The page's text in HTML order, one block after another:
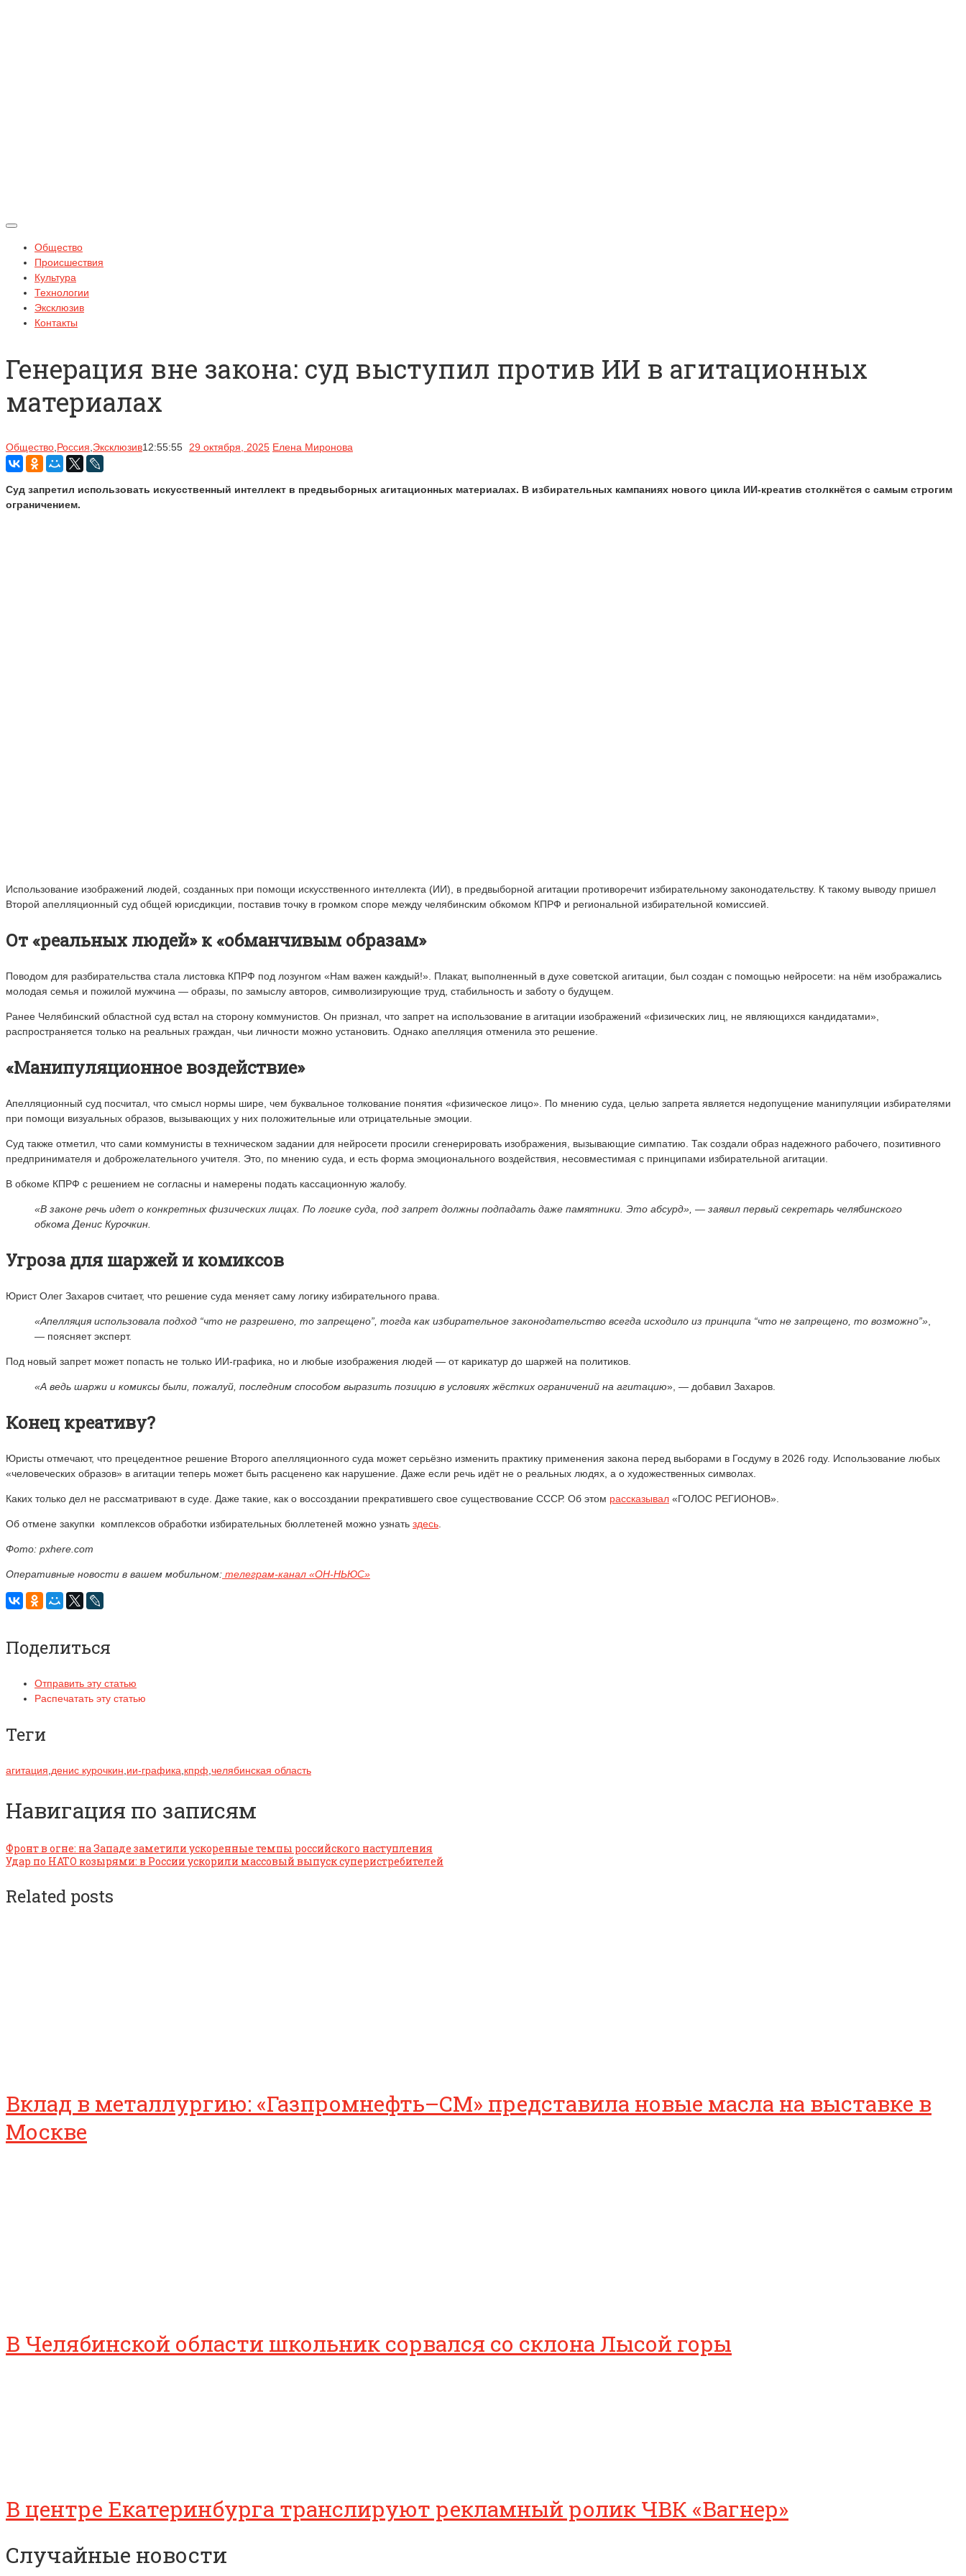
Общество
Происшествия
Культура
Технологии
Эксклюзив
Контакты
Генерация вне закона: суд выступил против ИИ в агитационных
материалах
Общество Россия Эксклюзив12:55:55 29 октября, 2025 Елена Миронова
Суд запретил использовать искусственный интеллект в предвыборных агитационных материалах. В избирательных кампаниях нового цикла ИИ-креатив столкнётся с самым строгим
ограничением.
Использование изображений людей, созданных при помощи искусственного интеллекта (ИИ), в предвыборной агитации противоречит избирательному законодательству. К такому выводу пришел
Второй апелляционный суд общей юрисдикции, поставив точку в громком споре между челябинским обкомом КПРФ и региональной избирательной комиссией.
От «реальных людей» к «обманчивым образам»
Поводом для разбирательства стала листовка КПРФ под лозунгом «Нам важен каждый!». Плакат, выполненный в духе советской агитации, был создан с помощью нейросети: на нём изображались
молодая семья и пожилой мужчина — образы, по замыслу авторов, символизирующие труд, стабильность и заботу о будущем.
Ранее Челябинский областной суд встал на сторону коммунистов. Он признал, что запрет на использование в агитации изображений «физических лиц, не являющихся кандидатами»,
распространяется только на реальных граждан, чьи личности можно установить. Однако апелляция отменила это решение.
«Манипуляционное воздействие»
Апелляционный суд посчитал, что смысл нормы шире, чем буквальное толкование понятия «физическое лицо». По мнению суда, целью запрета является недопущение манипуляции избирателями
при помощи визуальных образов, вызывающих у них положительные или отрицательные эмоции.
Суд также отметил, что сами коммунисты в техническом задании для нейросети просили сгенерировать изображения, вызывающие симпатию. Так создали образ надежного рабочего, позитивного
предпринимателя и доброжелательного учителя. Это, по мнению суда, и есть форма эмоционального воздействия, несовместимая с принципами избирательной агитации.
В обкоме КПРФ с решением не согласны и намерены подать кассационную жалобу.
«В законе речь идет о конкретных физических лицах. По логике суда, под запрет должны подпадать даже памятники. Это абсурд», — заявил первый секретарь челябинского
обкома Денис Курочкин.
Угроза для шаржей и комиксов
Юрист Олег Захаров считает, что решение суда меняет саму логику избирательного права.
«Апелляция использовала подход “что не разрешено, то запрещено”, тогда как избирательное законодательство всегда исходило из принципа “что не запрещено, то возможно”»
— поясняет эксперт.
Под новый запрет может попасть не только ИИ-графика, но и любые изображения людей — от карикатур до шаржей на политиков.
«А ведь шаржи и комиксы были, пожалуй, последним способом выразить позицию в условиях жёстких ограничений на агитацию», — добавил Захаров.
Конец креативу?
Юристы отмечают, что прецедентное решение Второго апелляционного суда может серьёзно изменить практику применения закона перед выборами в Госдуму в 2026 году. Использование любых
«человеческих образов» в агитации теперь может быть расценено как нарушение. Даже если речь идёт не о реальных людях, а о художественных символах.
Каких только дел не рассматривают в суде. Даже такие, как о воссоздании прекратившего свое существование СССР. Об этом рассказывал «ГОЛОС РЕГИОНОВ».
Об отмене закупки комплексов обработки избирательных бюллетеней можно узнать здесь
Фото: pxhere.com
Оперативные новости в вашем мобильном: телеграм-канал «ОН-НЬЮС»
Поделиться
Отправить эту статью
Распечатать эту статью
Теги
агитация денис курочкин ии-графика кпрф челябинская область
Навигация по записям
Фронт в огне: на Западе заметили ускоренные темпы российского наступления
Удар по НАТО козырями: в России ускорили массовый выпуск суперистребителей
Related posts
Вклад в металлургию: «Газпромнефть–СМ» представила новые масла на выставке в
Москве
В Челябинской области школьник сорвался со склона Лысой горы
В центре Екатеринбурга транслируют рекламный ролик ЧВК «Вагнер»
Случайные новости